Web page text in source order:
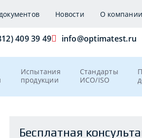
Новости О компании
409 39 49 info@optimatest.ru
Испытания
продукции
Стандарты
ИСО/ISO
Бесплатная